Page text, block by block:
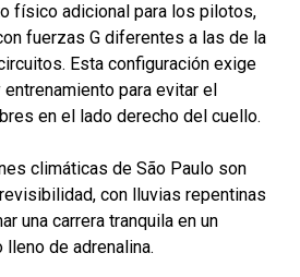
físico adicional para los pilotos,
fuerzas G diferentes a las de la
Esta configuración exige
para evitar el
en el lado derecho del cuello.
climáticas de São Paulo son
con lluvias repentinas
una carrera tranquila en un
de adrenalina.